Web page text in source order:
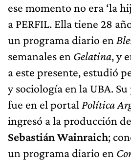
ese momento no era ‘la
a PERFIL. Ella tiene 28
un programa diario en
semanales en Gelatina, y
a este presente, estudió
y sociología en la UBA.
fue en el portal Política
ingresó a la producción
Sebastián Wainraich;
un programa diario en